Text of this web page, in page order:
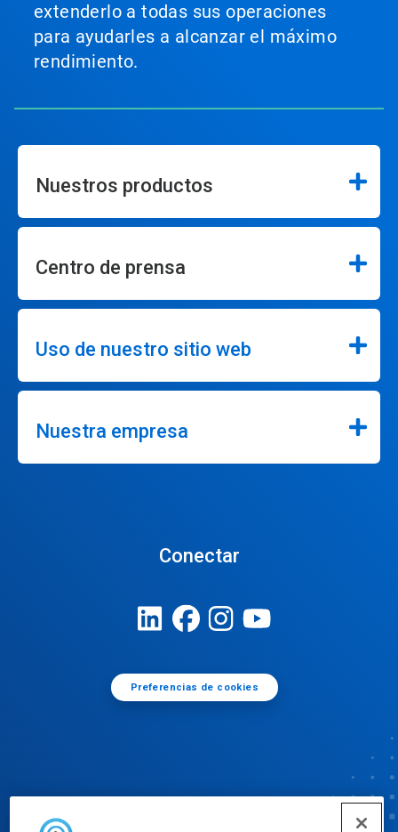
extenderlo a todas sus operaciones
para ayudarles a alcanzar el máximo
rendimiento.
Nuestros productos
Centro de prensa
Uso de nuestro sitio web
Nuestra empresa
Conectar
Preferencias de cookies